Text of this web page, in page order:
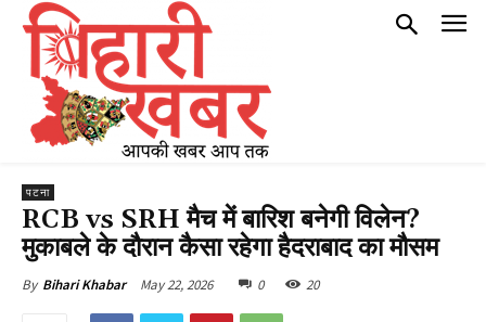
पटना
RCB vs SRH मैच में बारिश बनेगी विलेन?
मुकाबले के दौरान कैसा रहेगा हैदराबाद का मौसम
By Bihari Khabar May 22, 2026 0 20